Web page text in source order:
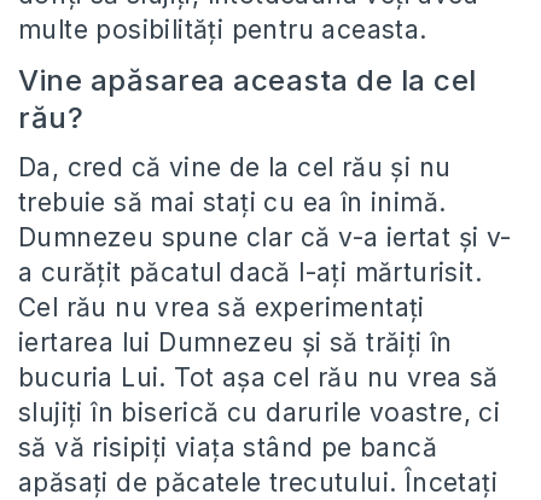
multe posibilități pentru aceasta.
Vine apăsarea aceasta de la cel
rău?
Da, cred că vine de la cel rău și nu
trebuie să mai stați cu ea în inimă.
Dumnezeu spune clar că v-a iertat și v-
a curățit păcatul dacă l-ați mărturisit.
Cel rău nu vrea să experimentați
iertarea lui Dumnezeu și să trăiți în
bucuria Lui. Tot așa cel rău nu vrea să
slujiți în biserică cu darurile voastre, ci
să vă risipiți viața stând pe bancă
apăsați de păcatele trecutului. Încetați